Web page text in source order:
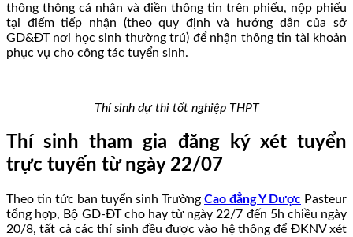
thông thông cá nhân và điền thông tin trên phiếu, nộp phiếu
tại điểm tiếp nhận (theo quy định và hướng dẫn của sở
GD&ĐT nơi học sinh thường trú) để nhận thông tin tài khoản
phục vụ cho công tác tuyển sinh.
Thí sinh dự thi tốt nghiệp THPT
Thí sinh tham gia đăng ký xét tuyển
trực tuyến từ ngày 22/07
Theo tin tức ban tuyển sinh Trường Cao đẳng Y Dược Pasteur
tổng hợp, Bộ GD-ĐT cho hay từ ngày 22/7 đến 5h chiều ngày
20/8, tất cả các thí sinh đều được vào hệ thông để ĐKNV xét